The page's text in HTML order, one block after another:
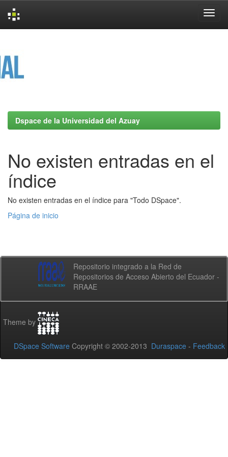
Dspace de la Universidad del Azuay
No existen entradas en el
índice
No existen entradas en el índice para "Todo DSpace".
Página de inicio
Repositorio integrado a la Red de
Repositorios de Acceso Abierto del Ecuador -
RRAAE
Theme by
DSpace Software Copyright © 2002-2013 Duraspace - Feedback